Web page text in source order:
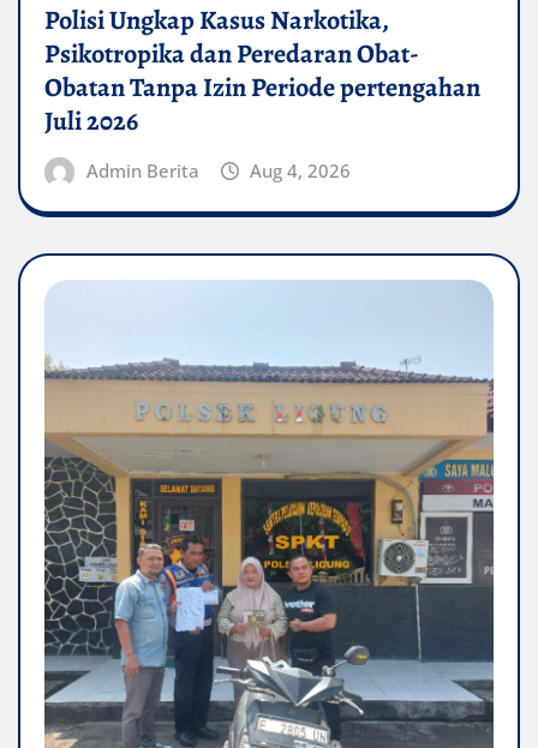
Polisi Ungkap Kasus Narkotika,
Psikotropika dan Peredaran Obat-
Obatan Tanpa Izin Periode pertengahan
Juli 2026
Admin Berita Aug 4, 2026